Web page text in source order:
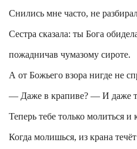
Снились мне часто, не
Сестра сказала: ты Бога
пожадничав чумазому сироте.
А от Божьего взора нигде не
— Даже в крапиве? — И даже
Теперь тебе только молиться и
Когда молишься, из крана течёт